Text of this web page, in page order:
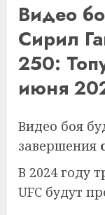
Видео
Сирил
250:
июня
Видео боя
завершения
В 2024 году
UFC будут